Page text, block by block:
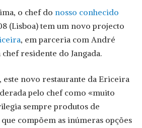
o chef do nosso conhecido
(Lisboa) tem um novo projecto
, em parceria com André
residente do Jangada.
este novo restaurante da Ericeira
pelo chef como «muito
sempre produtos de
compõem as inúmeras opções